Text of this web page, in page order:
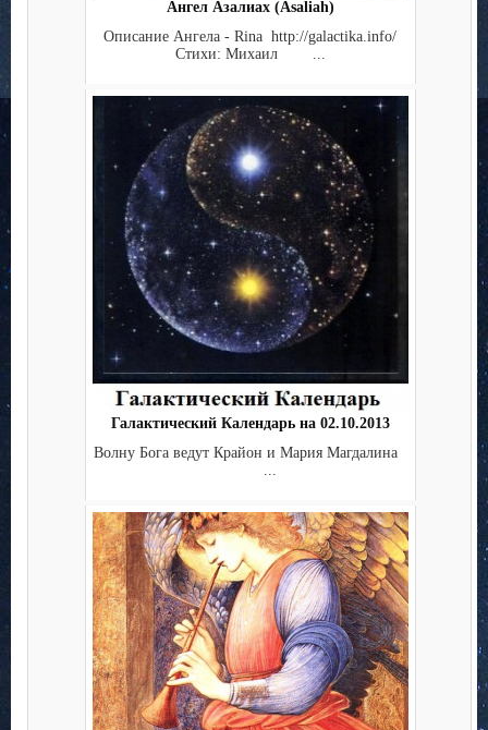
Ангел Азалиах (Asaliah)
Описание Ангела - Rina http://galactika.info/
Стихи: Михаил ...
Галактический Календарь на 02.10.2013
Волну Бога ведут Крайон и Мария Магдалина